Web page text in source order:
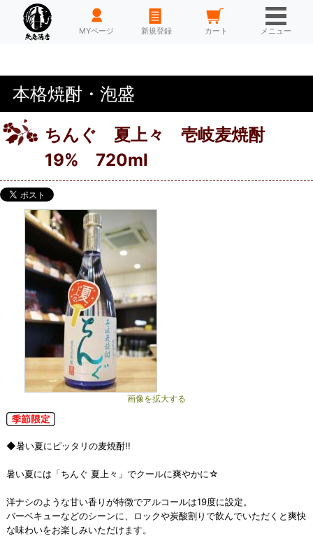
HOME MYページ 新規登録 カート メニュー
本格焼酎・泡盛
ちんぐ 夏上々 壱岐麦焼酎
19% 720ml
画像を拡大する
◆暑い夏にピッタリの麦焼酎!!
暑い夏には「ちんぐ 夏上々」でクールに爽やかに☆
洋ナシのような甘い香りが特徴でアルコールは19度に設定。
バーベキューなどのシーンに、ロックや炭酸割りで飲んでいただくと爽快
な味わいをお楽しみいただけます。